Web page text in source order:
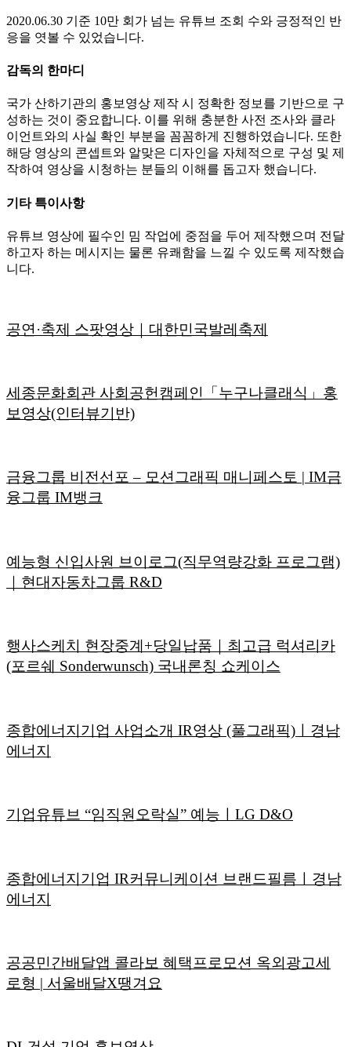
2020.06.30 기준 10만 회가 넘는 유튜브 조회 수와 긍정적인 반
응을 엿볼 수 있었습니다.
감독의 한마디
국가 산하기관의 홍보영상 제작 시 정확한 정보를 기반으로 구
성하는 것이 중요합니다. 이를 위해 충분한 사전 조사와 클라
이언트와의 사실 확인 부분을 꼼꼼하게 진행하였습니다. 또한
해당 영상의 콘셉트와 알맞은 디자인을 자체적으로 구성 및 제
작하여 영상을 시청하는 분들의 이해를 돕고자 했습니다.
기타 특이사항
유튜브 영상에 필수인 밈 작업에 중점을 두어 제작했으며 전달
하고자 하는 메시지는 물론 유쾌함을 느낄 수 있도록 제작했습
니다.
공연·축제 스팟영상｜대한민국발레축제
세종문화회관 사회공헌캠페인「누구나클래식」홍
보영상(인터뷰기반)
금융그룹 비전선포 – 모션그래픽 매니페스토 | IM금
융그룹 IM뱅크
예능형 신입사원 브이로그(직무역량강화 프로그램)
｜현대자동차그룹 R&D
행사스케치 현장중계+당일납품｜최고급 럭셔리카
(포르쉐 Sonderwunsch) 국내론칭 쇼케이스
종합에너지기업 사업소개 IR영상 (풀그래픽)ㅣ경남
에너지
기업유튜브 “임직원오락실” 예능ㅣLG D&O
종합에너지기업 IR커뮤니케이션 브랜드필름ㅣ경남
에너지
공공민간배달앱 콜라보 혜택프로모션 옥외광고세
로형 | 서울배달X땡겨요